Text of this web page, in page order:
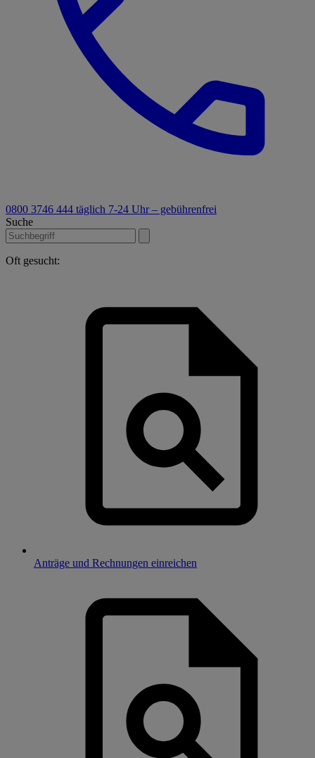
0800 3746 444 täglich 7-24 Uhr – gebührenfrei
Suche
Oft gesucht:
Anträge und Rechnungen einreichen